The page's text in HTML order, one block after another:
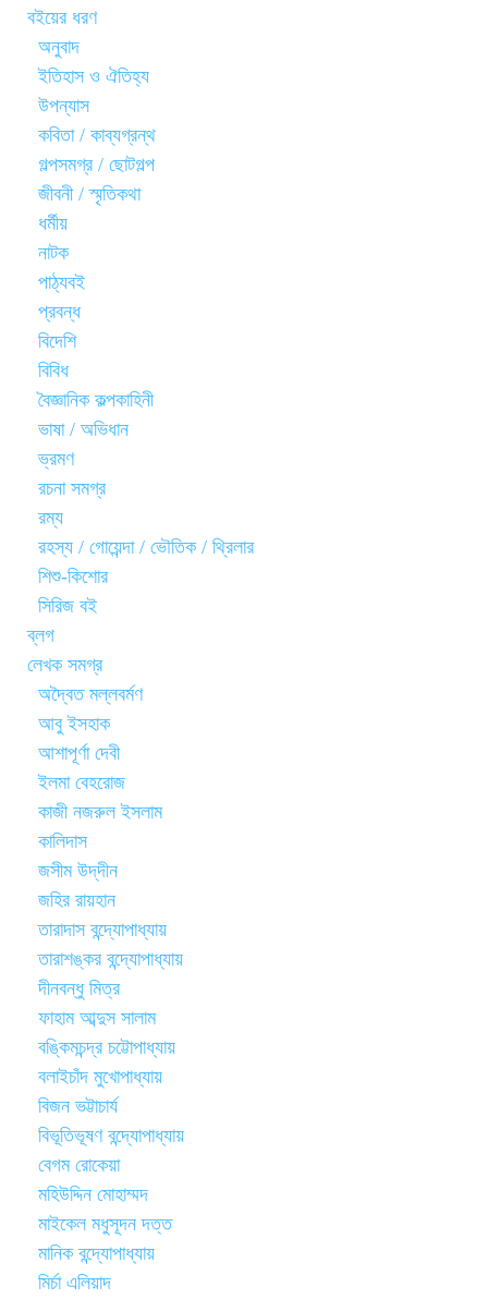
বইয়ের ধরণ
অনুবাদ
ইতিহাস ও ঐতিহ্য
উপন্যাস
কবিতা / কাব্যগ্রন্থ
গল্পসমগ্র / ছোটগল্প
জীবনী / স্মৃতিকথা
ধর্মীয়
নাটক
পাঠ্যবই
প্রবন্ধ
বিদেশি
বিবিধ
বৈজ্ঞানিক কল্পকাহিনী
ভাষা / অভিধান
ভ্রমণ
রচনা সমগ্র
রম্য
রহস্য / গোয়েন্দা / ভৌতিক / থ্রিলার
শিশু-কিশোর
সিরিজ বই
ব্লগ
লেখক সমগ্র
অদ্বৈত মল্লবর্মণ
আবু ইসহাক
আশাপূর্ণা দেবী
ইলমা বেহরোজ
কাজী নজরুল ইসলাম
কালিদাস
জসীম উদ্‌দীন
জহির রায়হান
তারাদাস বন্দ্যোপাধ্যায়
তারাশঙ্কর বন্দ্যোপাধ্যায়
দীনবন্ধু মিত্র
ফাহাম আব্দুস সালাম
বঙ্কিমচন্দ্র চট্টোপাধ্যায়
বলাইচাঁদ মুখোপাধ্যায়
বিজন ভট্টাচার্য
বিভূতিভূষণ বন্দ্যোপাধ্যায়
বেগম রোকেয়া
মহিউদ্দিন মোহাম্মদ
মাইকেল মধুসূদন দত্ত
মানিক বন্দ্যোপাধ্যায়
মির্চা এলিয়াদ